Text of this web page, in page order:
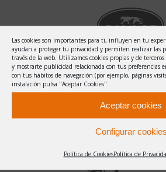
Las cookies son importantes para ti, influyen en tu
ayudan a proteger tu privacidad y permiten realizar las
través de la web. Utilizamos cookies propias y de
y mostrarte publicidad relacionada con tus preferencias
con tus hábitos de navegación (por ejemplo, páginas
instalación pulsa "Aceptar Cookies".
Aceptar cookies
Configurar cookies
Política de CookiesPolítica de